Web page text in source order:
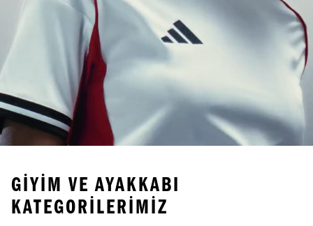
GIYIM VE AYAKKABI
KATEGORILERIMIZ